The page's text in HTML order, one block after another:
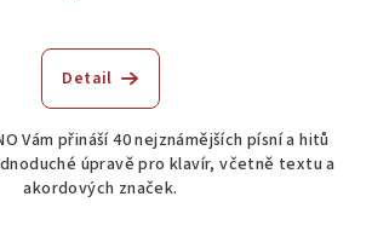
Detail
Vám přináší 40 nejznámějších písní a hitů
úpravě pro klavír, včetně textu a
akordových značek.